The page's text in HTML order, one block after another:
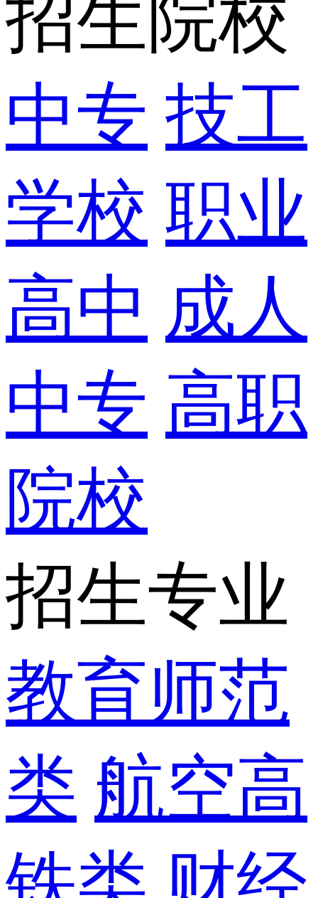
招生院校
中专 技工
学校 职业
高中 成人
中专 高职
院校
招生专业
教育师范
类 航空高